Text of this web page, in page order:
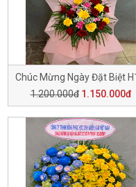
1.200.000đ 1.150.000đ